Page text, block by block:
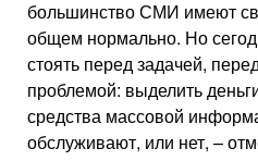
большинство СМИ имеют
общем нормально. Но
стоять перед задачей,
проблемой: выделить
средства массовой
обслуживают, или нет, –